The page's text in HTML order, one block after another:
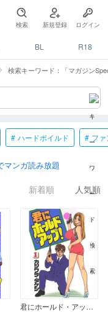
検索 新規登録 ログイン
BL R18
検索キーワード：「マガジン
ハードボイルド フ
新着順 人気順
君にホールド・アップ! 1